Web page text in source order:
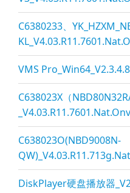
C6380233、
VMS
C638023X（
C638023O(NBD9008N-
DiskPlayer硬盘播放器